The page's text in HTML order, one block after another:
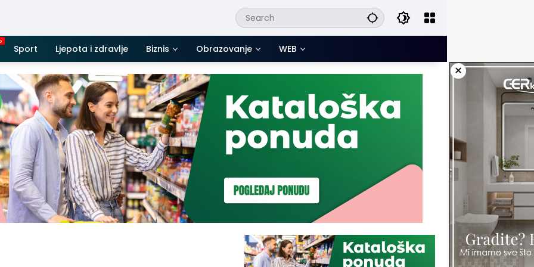
Sport Ljepota i zdravlje Biznis Obrazovanje WEB
×